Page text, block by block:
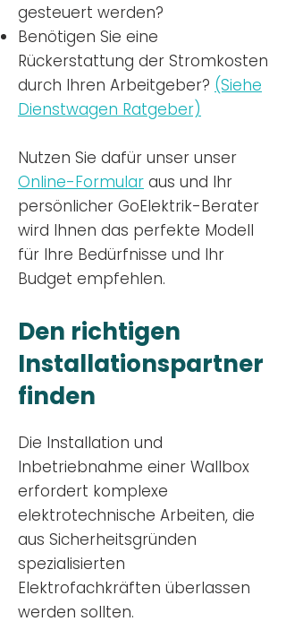
gesteuert werden?
Benötigen Sie eine
Rückerstattung der Stromkosten
durch Ihren Arbeitgeber? (Siehe
Dienstwagen Ratgeber)
Nutzen Sie dafür unser unser
Online-Formular aus und Ihr
persönlicher GoElektrik-Berater
wird Ihnen das perfekte Modell
für Ihre Bedürfnisse und Ihr
Budget empfehlen.
Den richtigen
Installationspartner
finden
Die Installation und
Inbetriebnahme einer Wallbox
erfordert komplexe
elektrotechnische Arbeiten, die
aus Sicherheitsgründen
spezialisierten
Elektrofachkräften überlassen
werden sollten.